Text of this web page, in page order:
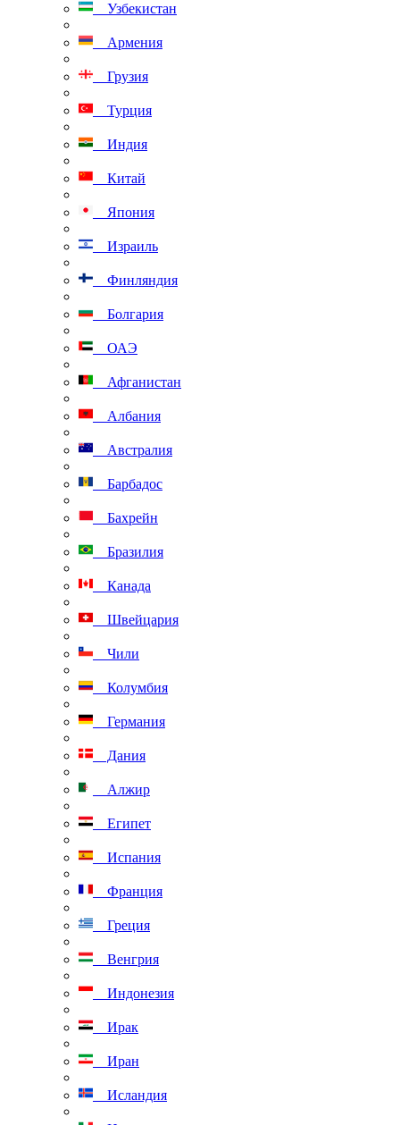
Узбекистан
Армения
Грузия
Турция
Индия
Китай
Япония
Израиль
Финляндия
Болгария
ОАЭ
Афганистан
Албания
Австралия
Барбадос
Бахрейн
Бразилия
Канада
Швейцария
Чили
Колумбия
Германия
Дания
Алжир
Египет
Испания
Франция
Греция
Венгрия
Индонезия
Ирак
Иран
Исландия